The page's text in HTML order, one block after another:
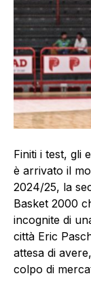
Finiti i test, gli
è arrivato il
2024/25, la
Basket 2000
incognite di
città Eric
attesa di
colpo di